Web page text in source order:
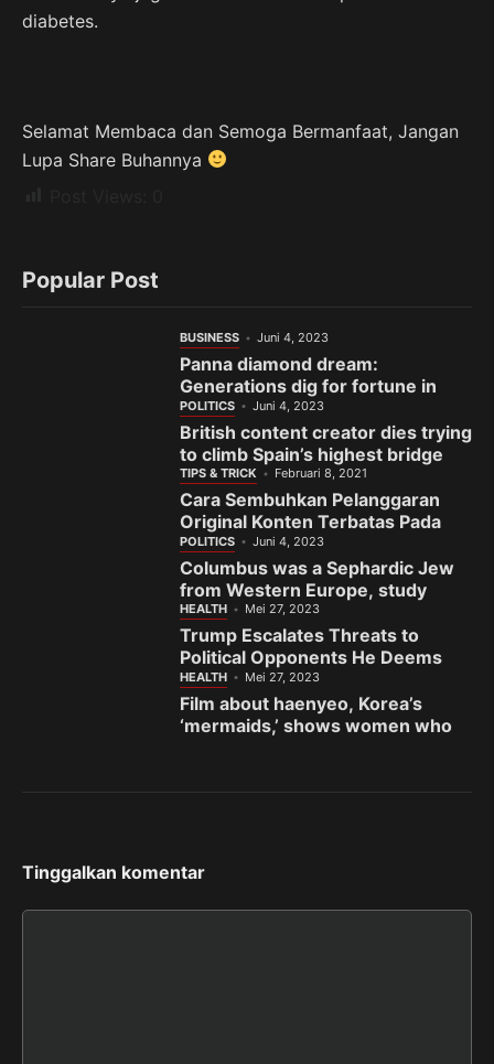
diabetes.
Selamat Membaca dan Semoga Bermanfaat, Jangan
Lupa Share Buhannya
Popular Post
BUSINESS Juni 4, 2023
Panna diamond dream:
Generations dig for fortune in
India’s gem town
POLITICS Juni 4, 2023
British content creator dies trying
to climb Spain’s highest bridge
TIPS & TRICK Februari 8, 2021
Cara Sembuhkan Pelanggaran
Original Konten Terbatas Pada
Fanspage Facebook
POLITICS Juni 4, 2023
Columbus was a Sephardic Jew
from Western Europe, study
finds
HEALTH Mei 27, 2023
Trump Escalates Threats to
Political Opponents He Deems
the ‘Enemy’
HEALTH Mei 27, 2023
Film about haenyeo, Korea’s
‘mermaids,’ shows women who
Tinggalkan komentar